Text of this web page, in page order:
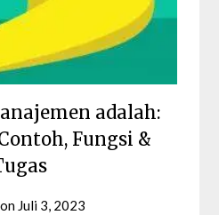
adalah:
Fungsi &
Juli 3, 2023